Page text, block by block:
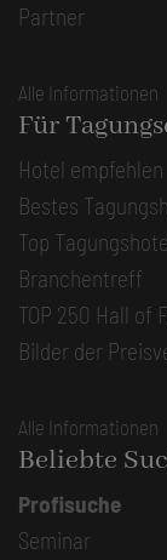
Partner
Alle Informationen
Für
Hotel empfehlen
Bestes
Top
Branchentreff
TOP 250 Hall of
Bilder der
Alle Informationen
Beliebte
Profisuche
Seminar